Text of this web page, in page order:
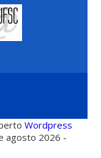
Wordpress
agosto 2026 -